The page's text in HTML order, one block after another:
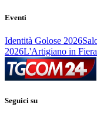
Eventi
Identità Golose 2026
2026L'Artigiano in
Seguici su